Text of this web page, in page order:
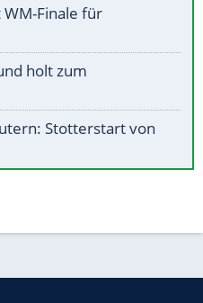
Finale für
holt zum
Stotterstart von